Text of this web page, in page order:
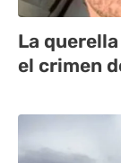
La
el crimen